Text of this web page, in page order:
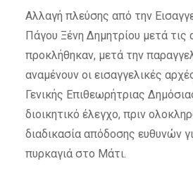
Αλλαγή πλεύσης από την
Πάγου Ξένη Δημητρίου μετά τις
προκλήθηκαν, μετά την
αναμένουν οι εισαγγελικές
Γενικής Επιθεωρήτριας
διοικητικό έλεγχο, πριν
διαδικασία απόδοσης ευθυνών
πυρκαγιά στο Μάτι.